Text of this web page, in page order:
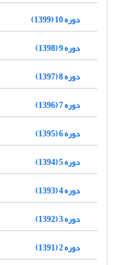
دوره 10 (1399)
دوره 9 (1398)
دوره 8 (1397)
دوره 7 (1396)
دوره 6 (1395)
دوره 5 (1394)
دوره 4 (1393)
دوره 3 (1392)
دوره 2 (1391)